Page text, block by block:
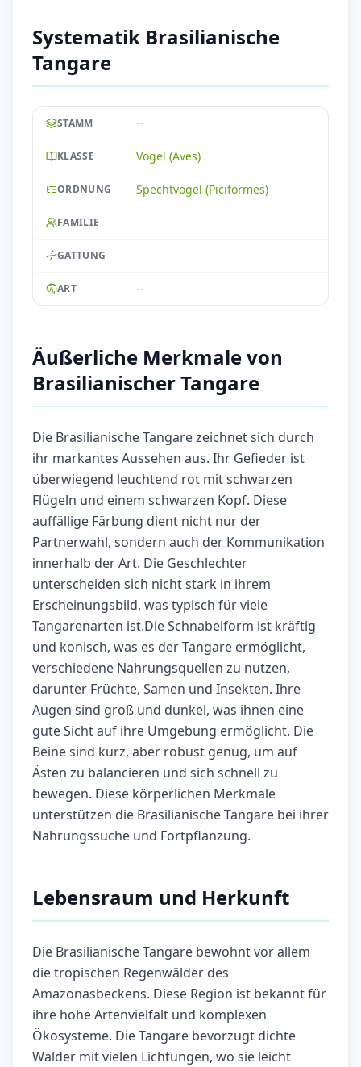
Systematik Brasilianische
Tangare
STAMM --
KLASSE Vögel (Aves)
ORDNUNG Spechtvögel (Piciformes)
FAMILIE --
GATTUNG --
ART --
Äußerliche Merkmale von
Brasilianischer Tangare
Die Brasilianische Tangare zeichnet sich durch
ihr markantes Aussehen aus. Ihr Gefieder ist
überwiegend leuchtend rot mit schwarzen
Flügeln und einem schwarzen Kopf. Diese
auffällige Färbung dient nicht nur der
Partnerwahl, sondern auch der Kommunikation
innerhalb der Art. Die Geschlechter
unterscheiden sich nicht stark in ihrem
Erscheinungsbild, was typisch für viele
Tangarenarten ist.Die Schnabelform ist kräftig
und konisch, was es der Tangare ermöglicht,
verschiedene Nahrungsquellen zu nutzen,
darunter Früchte, Samen und Insekten. Ihre
Augen sind groß und dunkel, was ihnen eine
gute Sicht auf ihre Umgebung ermöglicht. Die
Beine sind kurz, aber robust genug, um auf
Ästen zu balancieren und sich schnell zu
bewegen. Diese körperlichen Merkmale
unterstützen die Brasilianische Tangare bei ihrer
Nahrungssuche und Fortpflanzung.
Lebensraum und Herkunft
Die Brasilianische Tangare bewohnt vor allem
die tropischen Regenwälder des
Amazonasbeckens. Diese Region ist bekannt für
ihre hohe Artenvielfalt und komplexen
Ökosysteme. Die Tangare bevorzugt dichte
Wälder mit vielen Lichtungen, wo sie leicht